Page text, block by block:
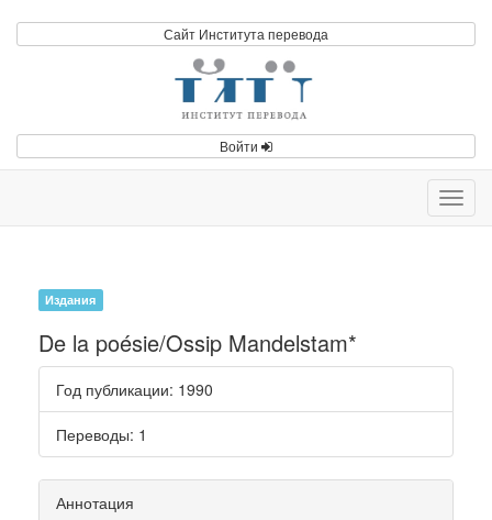
Сайт Института перевода
Войти
Издания
De la poésie/Ossip Mandelstam*
Год публикации: 1990
Переводы: 1
Аннотация